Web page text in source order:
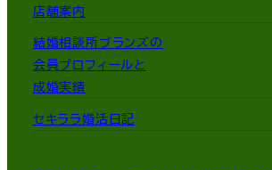
店舗案内
結婚相談所ブランズの
会員プロフィールと
成婚実績
セキララ婚活日記